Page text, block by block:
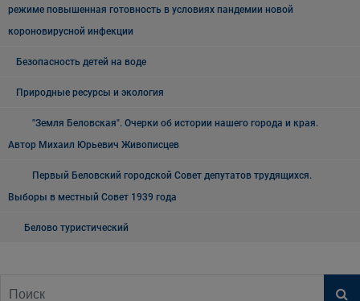
режиме повышенная готовность в условиях пандемии новой
короновирусной инфекции
Безопасность детей на воде
Природные ресурсы и экология
"Земля Беловская". Очерки об истории нашего города и края.
Автор Михаил Юрьевич Живописцев
Первый Беловский городской Совет депутатов трудящихся.
Выборы в местный Совет 1939 года
Белово туристический